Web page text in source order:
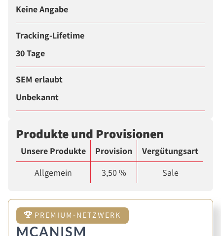
Keine Angabe
Tracking-Lifetime
30 Tage
SEM erlaubt
Unbekannt
Produkte und Provisionen
Unsere Produkte Provision
Vergütungsart
Allgemein
3,50 % Sale
PREMIUM-NETZWERK